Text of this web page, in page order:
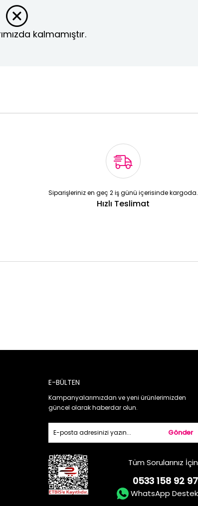
kalmamıştır.
Siparişleriniz en geç 2 iş günü içerisinde kargoda.
Hızlı Teslimat
E-BÜLTEN
Kampanyalarımızdan ve yeni ürünlerimizden
güncel olarak haberdar olun.
Gönder
Tüm Sorularınız İçin
0533 158 92 97
WhatsApp Destek